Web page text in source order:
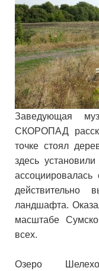
Заведующая
СКОРОПАД
точке стоял
здесь
действительно
ландшафта.
масштабе
всех.
Озеро